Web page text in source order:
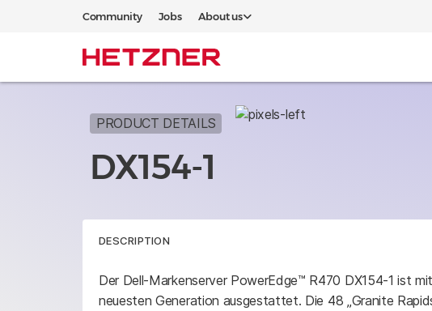
Community Jobs About us
PRODUCT DETAILS
DX154-1
DESCRIPTION
Der Dell-Markenserver PowerEdge™ R470 DX154-1 ist
neuesten Generation ausgestattet. Die 48 „Granite